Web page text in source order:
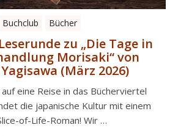
Buchclub Bücher
zu „Die Tage in
Morisaki“ von
(März 2026)
eine Reise in das Bücherviertel
die japanische Kultur mit einem
of-Life-Roman! Wir …